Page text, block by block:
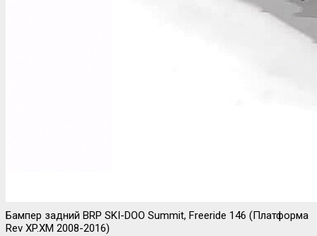
Бампер задний BRP SKI-DOO Summit, Freeride 146 (Платформа
Rev XP.XM 2008-2016)